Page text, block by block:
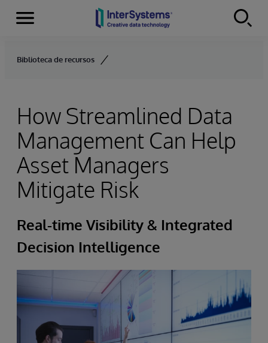
Skip to content
Secciones
Biblioteca de recursos
How Streamlined Data
Management Can Help
Asset Managers
Mitigate Risk
Real-time Visibility & Integrated
Decision Intelligence